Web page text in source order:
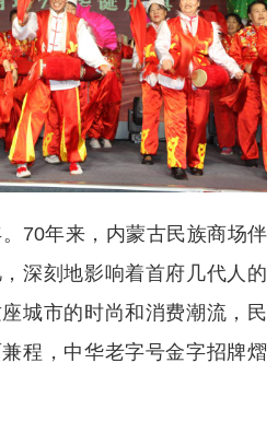
70年来，内蒙古民族商场伴
深刻地影响着首府几代人的
城市的时尚和消费潮流，民
程，中华老字号金字招牌熠